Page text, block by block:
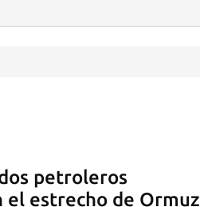
petroleros
estrecho de Ormuz